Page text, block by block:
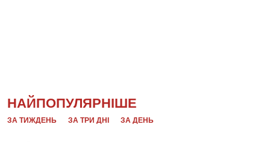
НАЙПОПУЛЯРНІШЕ
ЗА ТИЖДЕНЬ ЗА ТРИ ДНІ ЗА ДЕНЬ